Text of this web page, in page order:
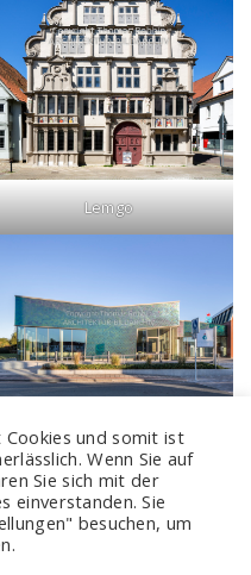
Lemgo
Bremerhaven
Auszug meiner Fotos.
Bauwerken aus diesen
und somit ist
Wenn Sie auf
Sie sich mit der
einverstanden. Sie
besuchen, um